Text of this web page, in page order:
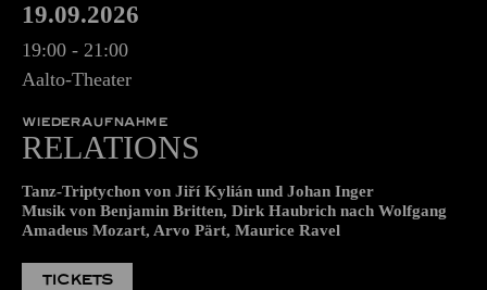
19.09.2026
19:00 - 21:00
Aalto-Theater
WIEDERAUFNAHME
RELATIONS
Tanz-Triptychon von Jiří Kylián und Johan Inger
Musik von Benjamin Britten, Dirk Haubrich nach Wolfgang
Amadeus Mozart, Arvo Pärt, Maurice Ravel
TICKETS